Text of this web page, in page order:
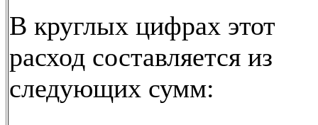
В круглых цифрах этот
расход составляется из
следующих сумм: